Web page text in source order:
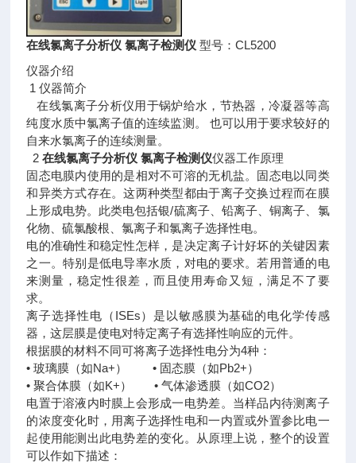
在线氯离子分析仪 氯离子检测仪 型号：CL5200
仪器介绍
1 仪器简介
在线氯离子分析仪用于锅炉给水，节热器，冷凝器等高
纯度水质中氯离子值的连续监测。 也可以用于要求较好的
自来水氯离子的连续测量。
2在线氯离子分析仪 氯离子检测仪仪器工作原理
固态电膜内使用的是相对不可溶的无机盐。固态电以同类
和异类方式存在。这两种类型都由于离子交换过程而在膜
上形成电势。此类电包括银/硫离子、铅离子、铜离子、氯
化物、硫氯酸根、氯离子和氯离子选择性电。
电的准确性和稳定性怎样，是决定离子计好坏的关键因素
之一。特别是低电导率水质，对电的要求。若用普通的电
来测量，稳定性很差，而且使用寿命又短，满足不了要
求。
离子选择性电（ISEs）是以敏感膜为基础的电化学传感
器，这层膜是使电对特定离子有选择性响应的元件。
根据膜的材料不同可将离子选择性电分为4种：
• 玻璃膜（如Na+） • 固态膜（如Pb2+）
• 聚合体膜（如K+） • 气体渗透膜（如CO2）
电置于溶液内时膜上会形成一电势差。当样品内待测离子
的浓度变化时，用离子选择性电和一内置或外置参比电一
起使用能测出此电势差的变化。从原理上说，整个的设置
可以作如下描述：